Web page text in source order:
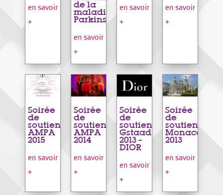
en savoir
+
de la
maladie de
Parkinson
en savoir
+
en savoir
+
en savoir
+
Soirée
de
soutien
AMPA
2015
en savoir
+
Soirée
de
soutien
AMPA
2014
en savoir
+
Soirée
de
soutien
Gstaad
2013 –
DIOR
en savoir
+
Soirée
de
soutien
Monaco
2013
en savoir
+